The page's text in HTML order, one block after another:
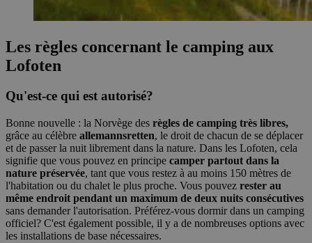
Les règles concernant le camping aux
Lofoten
Qu'est-ce qui est autorisé?
Bonne nouvelle : la Norvège des règles de camping très libres,
grâce au célèbre allemannsretten, le droit de chacun de se déplacer
et de passer la nuit librement dans la nature. Dans les Lofoten, cela
signifie que vous pouvez en principe camper partout dans la
nature préservée, tant que vous restez à au moins 150 mètres de
l'habitation ou du chalet le plus proche. Vous pouvez rester au
même endroit pendant un maximum de deux nuits consécutives
sans demander l'autorisation. Préférez-vous dormir dans un camping
officiel? C'est également possible, il y a de nombreuses options avec
les installations de base nécessaires.